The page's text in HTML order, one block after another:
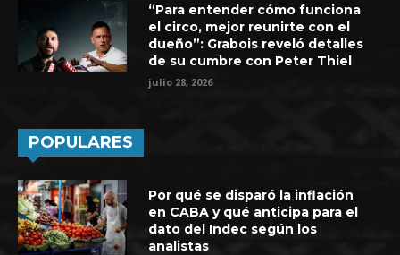
“Para entender cómo funciona
el circo, mejor reunirte con el
dueño”: Grabois reveló detalles
de su cumbre con Peter Thiel
julio 28, 2026
POPULARES
Por qué se disparó la inflación
en CABA y qué anticipa para el
dato del Indec según los
analistas